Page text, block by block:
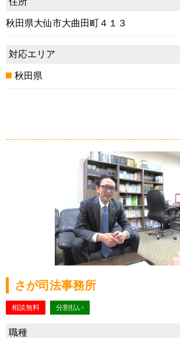
秋田県大仙市大曲田町４１３
対応エリア
秋田県
さが司法事務所
相談無料 分割払い
職種